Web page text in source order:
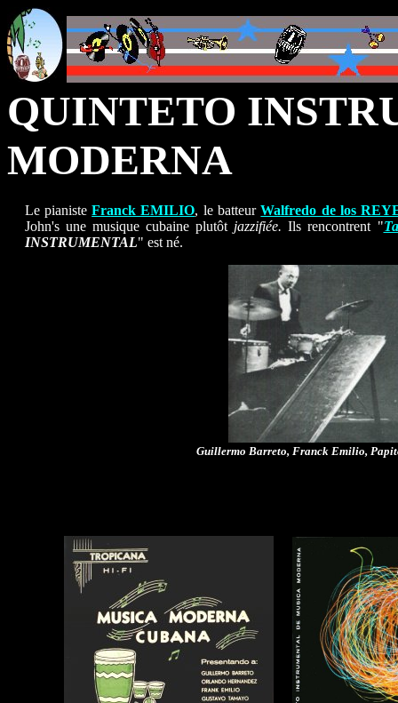
QUINTETO
MODERNA
Le pianisteFranck EMILIO, le batteurWalfredo de los
John's une musique cubaine plutôt jazzifiée. Ils rencontrent "
INSTRUMENTAL" est né.
Guillermo Barreto, Franck Emilio,